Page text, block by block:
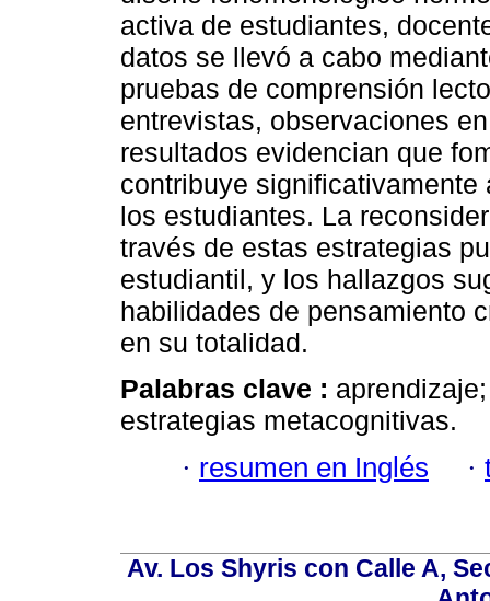
activa de estudiantes,
datos se llevó a cabo
pruebas de comprensión
entrevistas, observaciones
resultados evidencian que
contribuye
los estudiantes. La
través de estas estrategias
estudiantil, y los hallazgos
habilidades de pensamiento
en su totalidad.
Palabras clave :
estrategias metacognitivas.
· resumen en Inglés ·
Av. Los Shyris con Calle A,